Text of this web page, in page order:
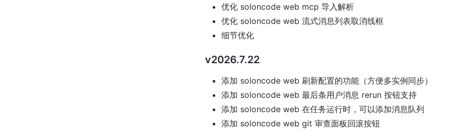
优化 soloncode web mcp 导入解析
优化 soloncode web 流式消息列表取消线框
细节优化
v2026.7.22
添加 soloncode web 刷新配置的功能（方便多实例同步）
添加 soloncode web 最后条用户消息 rerun 按钮支持
添加 soloncode web 在任务运行时，可以添加消息队列
添加 soloncode web git 审查面板回滚按钮